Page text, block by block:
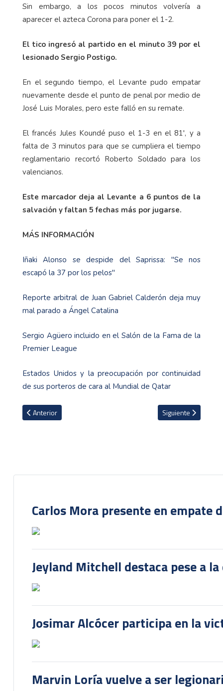
Sin embargo, a los pocos minutos volvería a
aparecer el azteca Corona para poner el 1-2.
El tico ingresó al partido en el minuto 39 por el
lesionado Sergio Postigo.
En el segundo tiempo, el Levante pudo empatar
nuevamente desde el punto de penal por medio de
José Luis Morales, pero este falló en su remate.
El francés Jules Koundé puso el 1-3 en el 81', y a
falta de 3 minutos para que se cumpliera el tiempo
reglamentario recortó Roberto Soldado para los
valencianos.
Este marcador deja al Levante a 6 puntos de la
salvación y faltan 5 fechas más por jugarse.
MÁS INFORMACIÓN
Iñaki Alonso se despide del Saprissa: "Se nos
escapó la 37 por los pelos"
Reporte arbitral de Juan Gabriel Calderón deja muy
mal parado a Ángel Catalina
Sergio Agüero incluido en el Salón de la Fama de la
Premier League
Estados Unidos y la preocupación por continuidad
de sus porteros de cara al Mundial de Qatar
Artículo anterior: El PSG ya habría decidido entre Keylor Navas y
Anterior Artículo siguiente:
Siguiente
Carlos Mora presente en empate
Jeyland Mitchell destaca pese a
Josimar Alcócer participa en la
Marvin Loría vuelve a ser